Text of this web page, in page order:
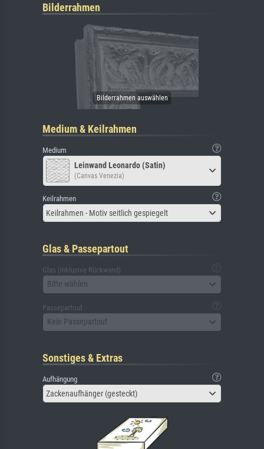
Bilderrahmen
Medium & Keilrahmen
Medium
Leinwand Leonardo (Satin)
(Canvas Venezia)
Keilrahmen
Keilrahmen - Motiv seitlich gespiegelt
Glas & Passepartout
Glas (inklusive Rückwand)
Bitte wählen
Passepartout
Kein Passepartout
Sonstiges & Extras
Aufhängung
Zackenaufhänger (gesteckt)